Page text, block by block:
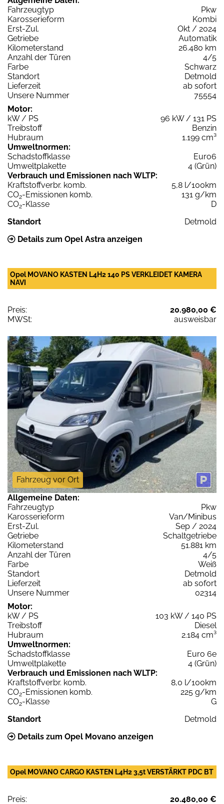
Fahrzeugtyp
Pkw
Karosserieform
Kombi
Erst-Zul.
Okt / 2024
Getriebe
Automatik
Kilometerstand
26.480 km
Anzahl der Türen
4/5
Farbe
Schwarz
Standort
Detmold
Lieferzeit
ab sofort
Unsere Nummer
75554
Motor:
kW / PS
96 kW / 131 PS
Treibstoff
Benzin
Hubraum
1.199 cm³
Umweltnormen:
Schadstoffklasse
Euro6
Umweltplakette
4 (Grün)
Verbrauch und Emissionen nach WLTP:
Kraftstoffverbr. komb.
5,8 l/100km
CO2-Emissionen komb.
131 g/km
CO2-Klasse
D
Standort
Detmold
Details zum Opel Astra anzeigen
Opel MOVANO KASTEN L4H2 140 PS VERKLEIDET KAMERA
NAVI
Preis:
20.980,00 €
MWSt:
ausweisbar
Fahrzeug vor Ort
Allgemeine Daten:
Fahrzeugtyp
Pkw
Karosserieform
Van/Minibus
Erst-Zul.
Sep / 2024
Getriebe
Schaltgetriebe
Kilometerstand
51.881 km
Anzahl der Türen
4/5
Farbe
Weiß
Standort
Detmold
Lieferzeit
ab sofort
Unsere Nummer
02314
Motor:
kW / PS
103 kW / 140 PS
Treibstoff
Diesel
Hubraum
2.184 cm³
Umweltnormen:
Schadstoffklasse
Euro 6e
Umweltplakette
4 (Grün)
Verbrauch und Emissionen nach WLTP:
Kraftstoffverbr. komb.
8,0 l/100km
CO2-Emissionen komb.
225 g/km
CO2-Klasse
G
Standort
Detmold
Details zum Opel Movano anzeigen
Opel MOVANO CARGO KASTEN L4H2 3,5t VERSTÄRKT PDC BT
Preis:
20.480,00 €